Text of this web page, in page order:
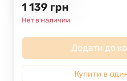
1 139 грн
Нет в наличии
Додати до
Купити в